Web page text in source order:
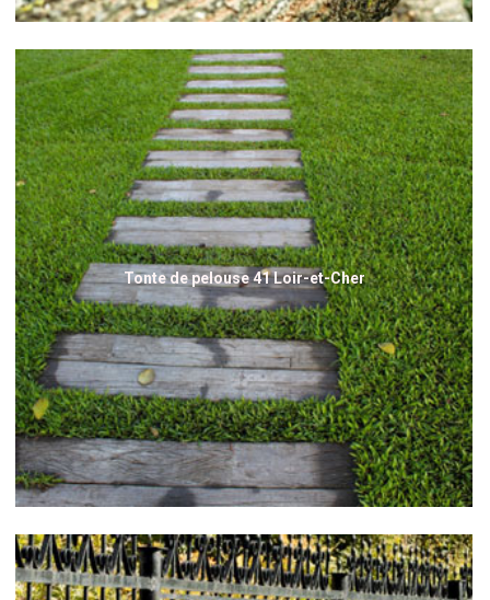
Tonte de pelouse 41 Loir-et-Cher